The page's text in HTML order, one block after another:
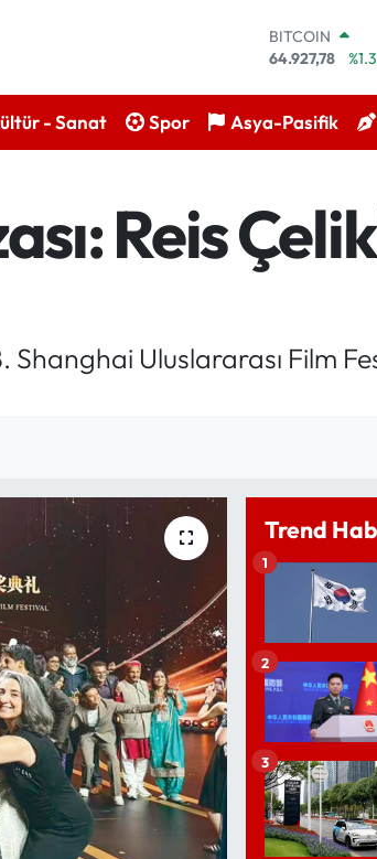
DOLAR
47,5894
STERLİN
64,1581
%0.16
BİST100
13.703
BITCOIN
- Sanat Spor Asya-Pasifik
Reis
Uluslararası Film
Trend
1
2
3